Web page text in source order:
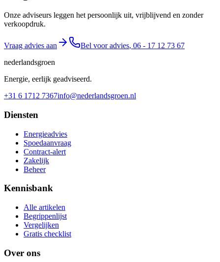
Onze adviseurs leggen het persoonlijk uit, vrijblijvend en zonder
verkoopdruk.
Vraag advies aan Bel voor advies, 06 - 17 12 73 67
nederlandsgroen
Energie, eerlijk geadviseerd.
+31 6 1712 7367info@nederlandsgroen.nl
Diensten
Energieadvies
Spoedaanvraag
Contract-alert
Zakelijk
Beheer
Kennisbank
Alle artikelen
Begrippenlijst
Vergelijken
Gratis checklist
Over ons